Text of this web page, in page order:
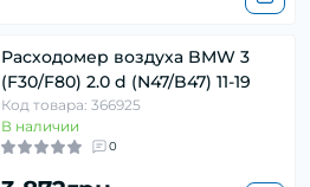
Расходомер воздуха BMW 3
(F30/F80) 2.0 d (N47/B47) 11-19
Код товара: 366925
В наличии
0